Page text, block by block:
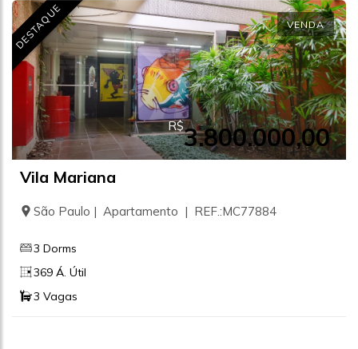
DESTAQUE VENDA
R$3.800.000,00
Vila Mariana
São Paulo | Apartamento | REF.:MC77884
3 Dorms
369 Á. Útil
3 Vagas